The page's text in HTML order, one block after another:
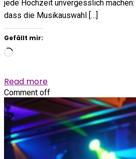
jede Hochzeit unvergesslich
dass die Musikauswahl […]
Gefällt mir:
Wird
Read more
Comment off